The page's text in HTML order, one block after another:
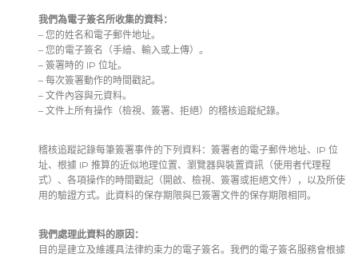
我們為電子簽名所收集的資料：
– 您的姓名和電子郵件地址。
– 您的電子簽名（手繪、輸入或上傳）。
– 簽署時的 IP 位址。
– 每次簽署動作的時間戳記。
– 文件內容與元資料。
– 文件上所有操作（檢視、簽署、拒絕）的稽核追蹤紀錄。
稽核追蹤記錄每筆簽署事件的下列資料：簽署者的電子郵件地址、IP 位
址、根據 IP 推算的近似地理位置、瀏覽器與裝置資訊（使用者代理程
式）、各項操作的時間戳記（開啟、檢視、簽署或拒絕文件），以及所使
用的驗證方式。此資料的保存期限與已簽署文件的保存期限相同。
我們處理此資料的原因：
目的是建立及維護具法律約束力的電子簽名。我們的電子簽名服務會根據